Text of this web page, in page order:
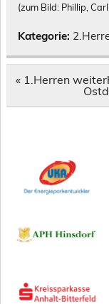
(zum Bild: Phillip,
Kategorie:
« 1.Herren